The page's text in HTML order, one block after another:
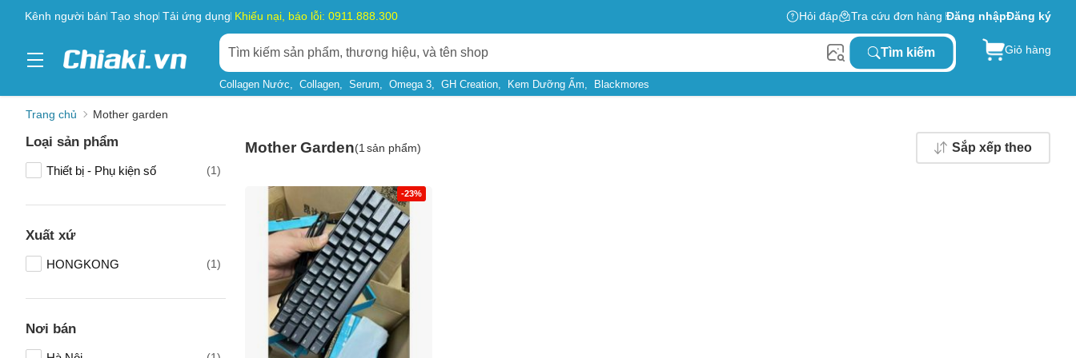
Kênh người bán Tạo shop Tải ứng dụng Khiếu nại, báo lỗi: 0911.888.300 Hỏi đáp Tra cứu đơn hàng Đăng nhậpĐăng ký
Tìm kiếm
Collagen Nước Collagen Serum Omega 3 GH Creation Kem Dưỡng Ẩm Blackmores
Giỏ hàng
Trang chủ Mother garden
Loại sản phẩm
Thiết bị - Phụ kiện số (1)
Xuất xứ
HONGKONG (1)
Nơi bán
Mother Garden(1 sản phẩm) Sắp xếp theo
-23%
Bạn gặp vấn đề về
Hãy báo lỗi cho chúng tôi. Hoặc gọi cho chúng tôi qua số
Tên của bạn(*)